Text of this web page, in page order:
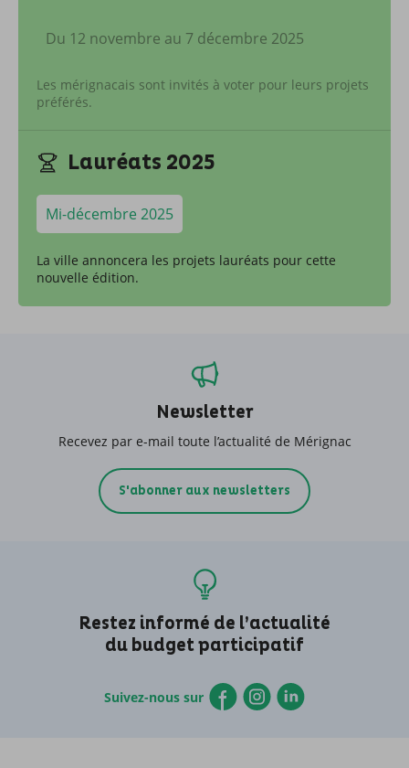
Du 12 novembre au 7 décembre 2025
Les mérignacais sont invités à voter pour leurs projets
préférés.
Lauréats 2025
Mi-décembre 2025
La ville annoncera les projets lauréats pour cette
nouvelle édition.
Newsletter
Recevez par e-mail toute l’actualité de Mérignac
S'abonner aux newsletters
Restez informé de l’actualité
du budget participatif
Suivez-nous sur